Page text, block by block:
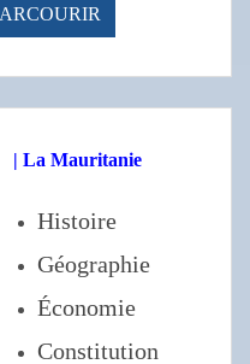
| La Mauritanie
Histoire
Géographie
Économie
Constitution